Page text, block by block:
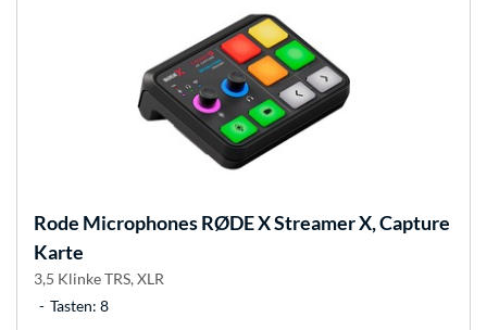
Rode MicrophonesRØDE X Streamer X, Capture
Karte
3,5 Klinke TRS, XLR
Tasten: 8